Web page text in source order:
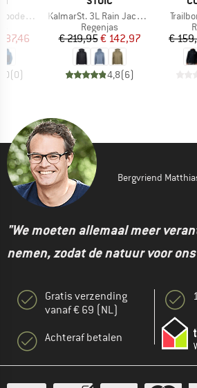
Jacket
prijs
(0)
Artikel
KalmarSt. 3L Rain Jacket II
Productgroep
Regenjas
Prijs
€ 219,95Verlaagde prijs
€ 142,97
4,8(6)
Artikel
€
Bergvriend
"We moeten allemaal meer
nemen, zodat de natuur voor
Gratis verzending
vanaf € 69 (NL)
Achteraf betalen